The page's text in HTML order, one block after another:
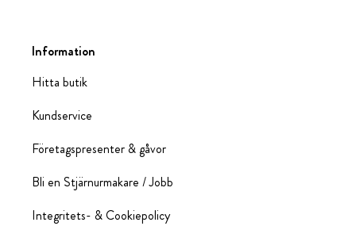
Information
Hitta butik
Kundservice
Företagspresenter & gåvor
Bli en Stjärnurmakare / Jobb
Integritets- & Cookiepolicy